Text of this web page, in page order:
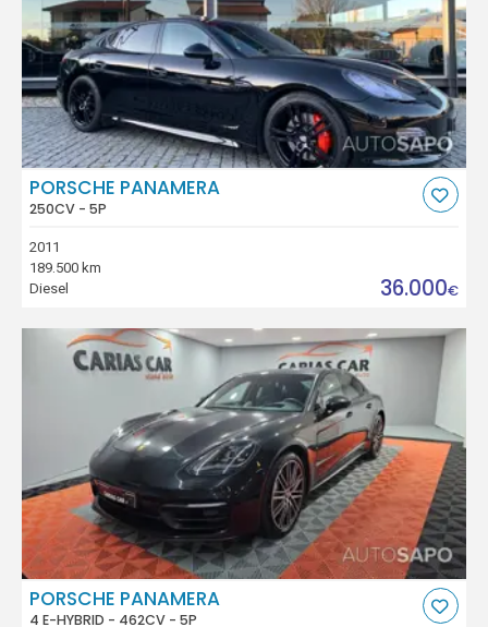
PORSCHE PANAMERA
250CV - 5P
2011
189.500 km
Diesel
36.000€
PORSCHE PANAMERA
4 E-HYBRID - 462CV - 5P